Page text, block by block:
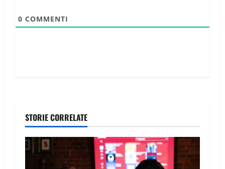
0 COMMENTI
STORIE CORRELATE